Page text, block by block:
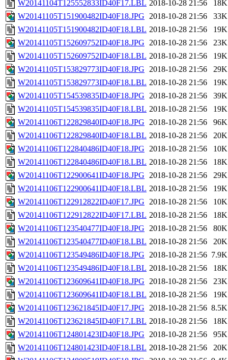
W20141104T125552833ID40F17.LBL 2018-10-28 21:56
18K
W20141105T151900482ID40F18.JPG 2018-10-28 21:56
33K
W20141105T151900482ID40F18.LBL 2018-10-28 21:56
19K
W20141105T152609752ID40F18.JPG 2018-10-28 21:56
23K
W20141105T152609752ID40F18.LBL 2018-10-28 21:56
19K
W20141105T153829773ID40F18.JPG 2018-10-28 21:56
29K
W20141105T153829773ID40F18.LBL 2018-10-28 21:56
19K
W20141105T154539835ID40F18.JPG 2018-10-28 21:56
39K
W20141105T154539835ID40F18.LBL 2018-10-28 21:56
19K
W20141106T122829840ID40F18.JPG 2018-10-28 21:56
96K
W20141106T122829840ID40F18.LBL 2018-10-28 21:56
20K
W20141106T122840486ID40F18.JPG 2018-10-28 21:56
10K
W20141106T122840486ID40F18.LBL 2018-10-28 21:56
18K
W20141106T122900641ID40F18.JPG 2018-10-28 21:56
29K
W20141106T122900641ID40F18.LBL 2018-10-28 21:56
19K
W20141106T122912822ID40F17.JPG 2018-10-28 21:56
10K
W20141106T122912822ID40F17.LBL 2018-10-28 21:56
18K
W20141106T123540477ID40F18.JPG 2018-10-28 21:56
80K
W20141106T123540477ID40F18.LBL 2018-10-28 21:56
20K
W20141106T123549486ID40F18.JPG 2018-10-28 21:56 7.9K
W20141106T123549486ID40F18.LBL 2018-10-28 21:56
18K
W20141106T123609641ID40F18.JPG 2018-10-28 21:56
23K
W20141106T123609641ID40F18.LBL 2018-10-28 21:56
19K
W20141106T123621845ID40F17.JPG 2018-10-28 21:56 8.5K
W20141106T123621845ID40F17.LBL 2018-10-28 21:56
18K
W20141106T124801423ID40F18.JPG 2018-10-28 21:56
95K
W20141106T124801423ID40F18.LBL 2018-10-28 21:56
20K